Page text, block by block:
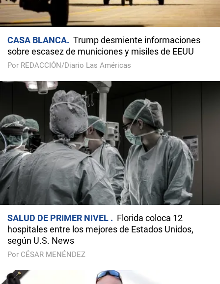
CASA BLANCA
Trump desmiente informaciones
sobre escasez de municiones y misiles de EEUU
Por REDACCIÓN/Diario Las Américas
SALUD DE PRIMER NIVEL
Florida coloca 12
hospitales entre los mejores de Estados Unidos,
según U.S. News
Por CÉSAR MENÉNDEZ